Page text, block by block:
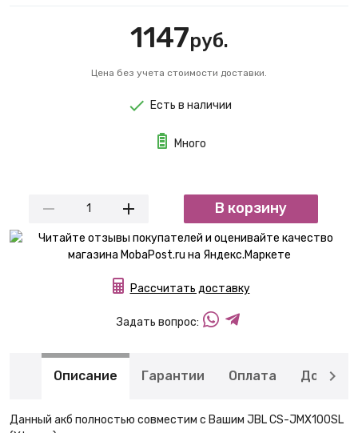
1147руб.
Цена без учета стоимости доставки.
Есть в наличии
Много
В корзину
Рассчитать доставку
Задать вопрос:
Описание Гарантии Оплата
Данный акб полностью совместим с Вашим JBL CS-JMX100SL